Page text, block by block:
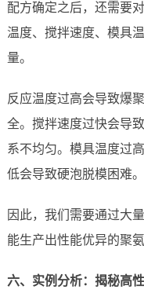
配方确定之后，还需要
温度、搅拌速度、模具
量。
反应温度过高会导致爆
全。搅拌速度过快会导
系不均匀。模具温度过
低会导致硬泡脱模困难。
因此，我们需要通过大
能生产出性能优异的聚氨
六、实例分析：揭秘高